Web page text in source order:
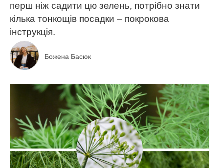
перш ніж садити цю зелень, потрібно знати
кілька тонкощів посадки – покрокова
інструкція.
Божена Басюк